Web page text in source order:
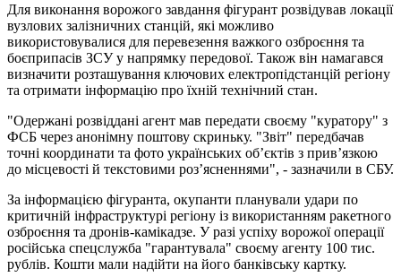
Для виконання ворожого завдання фігурант розвідував локації
вузлових залізничних станцій, які можливо
використовувалися для перевезення важкого озброєння та
боєприпасів ЗСУ у напрямку передової. Також він намагався
визначити розташування ключових електропідстанцій регіону
та отримати інформацію про їхній технічний стан.
"Одержані розвіддані агент мав передати своєму "куратору" з
ФСБ через анонімну поштову скриньку. "Звіт" передбачав
точні координати та фото українських об’єктів з прив’язкою
до місцевості й текстовими роз’ясненнями", - зазначили в СБУ.
За інформацією фігуранта, окупанти планували удари по
критичній інфраструктурі регіону із використанням ракетного
озброєння та дронів-камікадзе. У разі успіху ворожої операції
російська спецслужба "гарантувала" своєму агенту 100 тис.
рублів. Кошти мали надійти на його банківську картку.